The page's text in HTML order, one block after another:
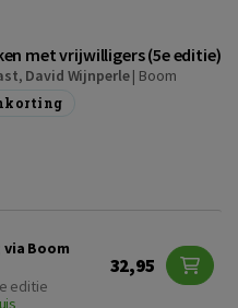
met vrijwilligers (5e editie)
, David Wijnperle| Boom
Boom
editie
32,95